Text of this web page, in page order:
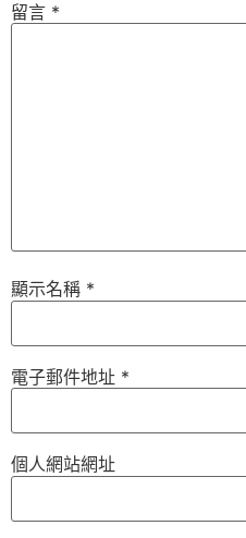
留言 *
顯示名稱 *
電子郵件地址 *
個人網站網址